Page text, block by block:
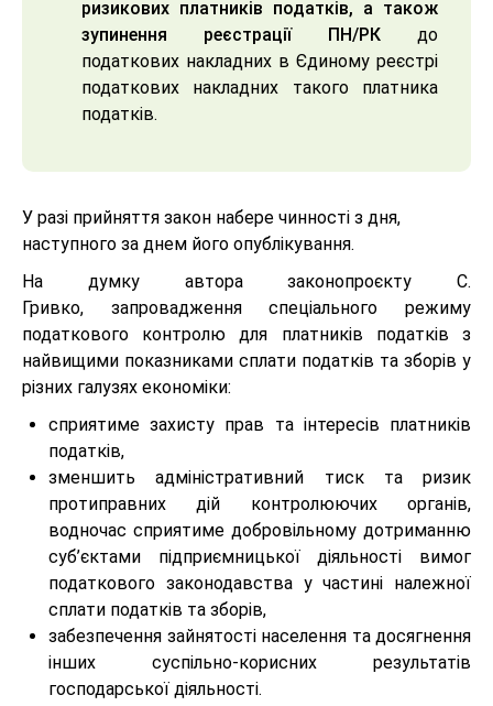
ризикових платників податків, а також
зупинення реєстрації ПН/РК до
податкових накладних в Єдиному реєстрі
податкових накладних такого платника
податків.
У разі прийняття закон набере чинності з дня,
наступного за днем його опублікування.
На думку автора законопроєкту С.
Гривко, запровадження спеціального режиму
податкового контролю для платників податків з
найвищими показниками сплати податків та зборів у
різних галузях економіки:
сприятиме захисту прав та інтересів платників
податків,
зменшить адміністративний тиск та ризик
протиправних дій контролюючих органів,
водночас сприятиме добровільному дотриманню
суб’єктами підприємницької діяльності вимог
податкового законодавства у частині належної
сплати податків та зборів,
забезпечення зайнятості населення та досягнення
інших суспільно-корисних результатів
господарської діяльності.